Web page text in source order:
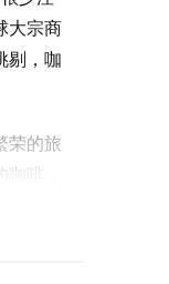
大宗商
剔，咖
荣的旅
啡，
巴